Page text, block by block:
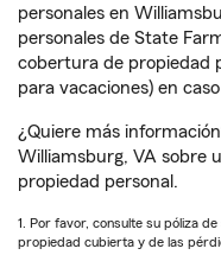
personales en
personales de State
cobertura de propiedad
para vacaciones) en
¿Quiere más
Williamsburg, VA sobre
propiedad personal.
1. Por favor, consulte su póliza
propiedad cubierta y de las